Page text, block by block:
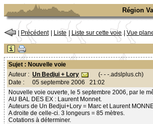
Région
Précédent Liste Liste sur cette voie | Vue
Sujet : Nouvelle voie
Auteur : Un Bedjui + Lory
(- - -.adslplus.ch)
Date :
05 septembre 2006 21:02
Nouvelle voie ouverte, le 5 septembre 2006, par le
AU BAL DES EX : Laurent Monnet.
Auteurs de Un Bedjui+Lory = Marc et Laurent
A droite de celle-ci. 3 longeurs = 85 mètres.
Cotations à déterminer.